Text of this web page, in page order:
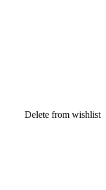
Delete from wishlist